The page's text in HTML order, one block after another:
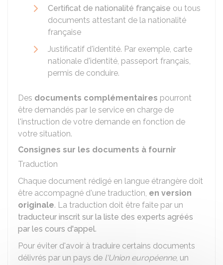
Certificat de nationalité française ou tous
documents attestant de la nationalité
française
Justificatif d'identité. Par exemple, carte
nationale d'identité, passeport français,
permis de conduire.
Des documents complémentaires pourront
être demandés par le service en charge de
l'instruction de votre demande en fonction de
votre situation.
Consignes sur les documents à fournir
Traduction
Chaque document rédigé en langue étrangère doit
être accompagné d'une traduction, en version
originale. La traduction doit être faite par un
traducteur inscrit sur la liste des experts agréés
par les cours d'appel.
Pour éviter d'avoir à traduire certains documents
délivrés par un pays de l'Union européenne, un